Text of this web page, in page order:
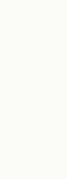
Was ist
Accueil Vélo
Radfahrer im